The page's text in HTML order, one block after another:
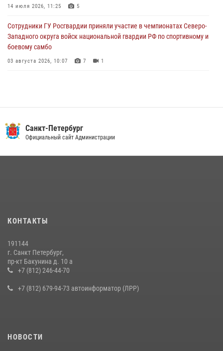
Ленобласти
14 июля 2026, 11:25 5
Сотрудники ГУ Росгвардии приняли участие в чемпионатах Северо-
Западного округа войск национальной гвардии РФ по спортивному и
боевому самбо
03 августа 2026, 10:07 7 1
В Красногвардейском районе росгвардейцы задержали хулигана,
угрожавшего мужчине пневматическим пистолетом
на III Международном петербургском цифровом форуме
В Ленобласти сотрудники Росгвардии провели встречу с
воспитанниками детского клуба «Умные каникулы»
Санкт-Петербург
Официальный сайт Администрации
КОНТАКТЫ
191144
г. Санкт Петербург,
пр-кт Бакунина д. 10 а
+7 (812) 246-44-70
+7 (812) 679-94-73 автоинформатор (ЛРР)
НОВОСТИ